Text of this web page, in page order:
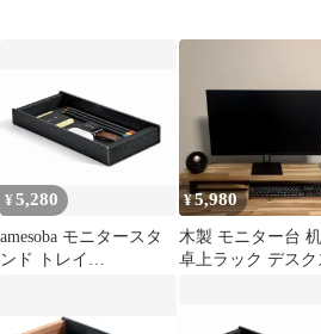
¥5,280
amesoba モニタースタ
ンド トレイ
¥5,980
木製 モニター台
卓上ラック デスク